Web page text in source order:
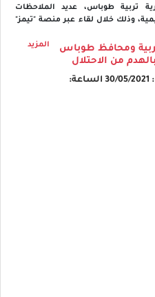
تربية طوباس، عديد الملاحظات
وذلك خلال لقاء عبر منصة "تيمز"
المزيد
ومحافظ طوباس
من الاحتلال
نشر بتاريخ: 30/05/2021 ( آخر تحديث: 30/05/2021 الساعة: